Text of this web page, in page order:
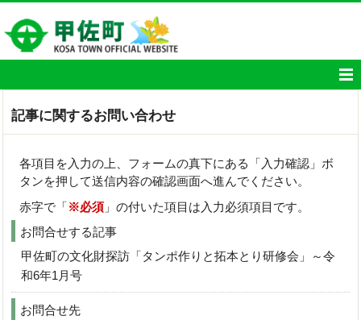
記事に関するお問い合わせ
各項目を入力の上、フォームの真下にある「入力確認」ボ
タンを押して送信内容の確認画面へ進んでください。
赤字で「※必須 」の付いた項目は入力必須項目です。
お問合せする記事
甲佐町の文化財探訪「タンポ作りと拓本とり研修会」～令
和6年1月号
お問合せ先